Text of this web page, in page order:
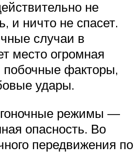
не
и ничто не спасет.
случаи в
место огромная
побочные факторы,
удары.
режимы —
опасность. Во
передвижения по